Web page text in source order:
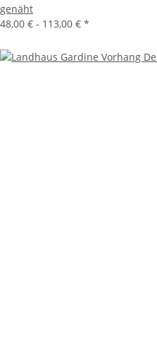
genäht
48,00 € - 113,00 € *